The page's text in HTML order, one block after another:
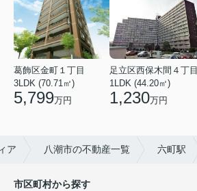
葛飾区金町１丁目
3LDK (70.71㎡)
5,799万円
足立区西保木間４丁目
1LDK (44.20㎡)
1,230万円
ア 八潮市の不動産一覧 六町駅
市区町村から探す